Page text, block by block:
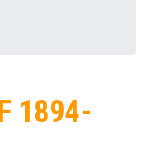
1894-